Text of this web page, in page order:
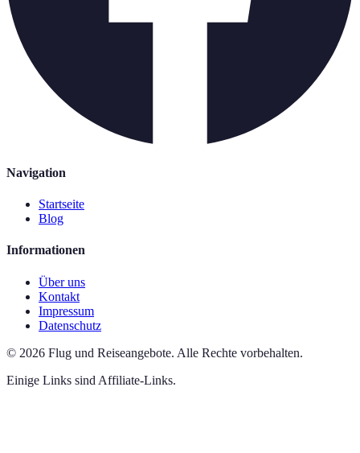
Navigation
Startseite
Blog
Informationen
Über uns
Kontakt
Impressum
Datenschutz
© 2026 Flug und Reiseangebote. Alle Rechte vorbehalten.
Einige Links sind Affiliate-Links.